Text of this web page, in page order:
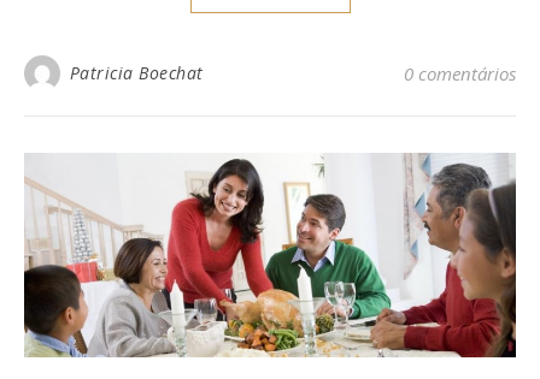
Patricia Boechat 0 comentários